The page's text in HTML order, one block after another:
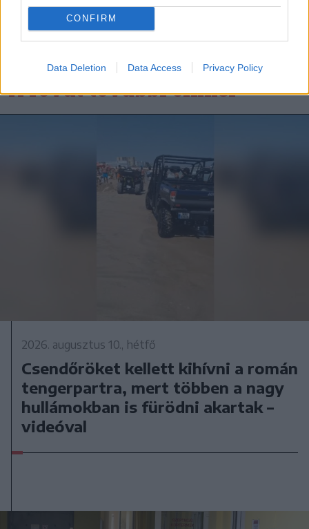
CONFIRM
Data Deletion Data Access Privacy Policy
A rovat további cikkei
2026. augusztus 10., hétfő
Csendőröket kellett kihívni a román
tengerpartra, mert többen a nagy
hullámokban is fürödni akartak –
videóval